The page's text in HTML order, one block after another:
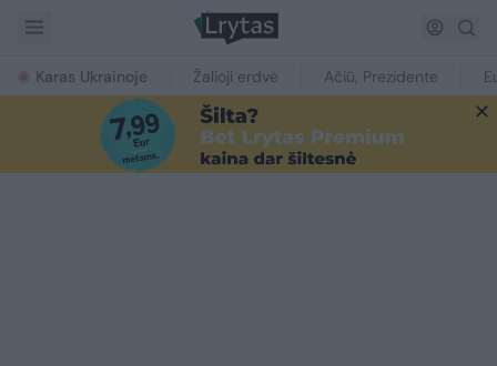
Karas Ukrainoje Žalioji erdvė Ačiū, Prezidente